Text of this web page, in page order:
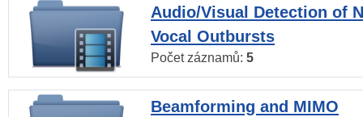
Audio/Visual Detection of
Vocal Outbursts
Počet záznamů: 5
Beamforming and MIMO